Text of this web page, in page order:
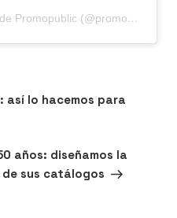
Una publicación compartida de Promopublic (@promopublic)
así lo hacemos para
años: diseñamos la
sus catálogos